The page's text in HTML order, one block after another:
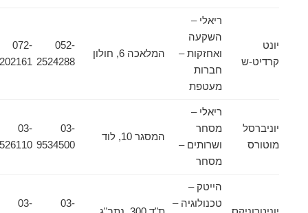
קרדיט-ש
ריאלי –
השקעה
ואחזקות –
חברות
מעטפת
המלאכה 6, חולון
052-
2524288
072-
2202161
יוניברסל
מוטורס
ריאלי –
מסחר
ושרותים –
מסחר
המסגר 10, לוד
9534500
9526110
הייטק –
טכנולוגיה –